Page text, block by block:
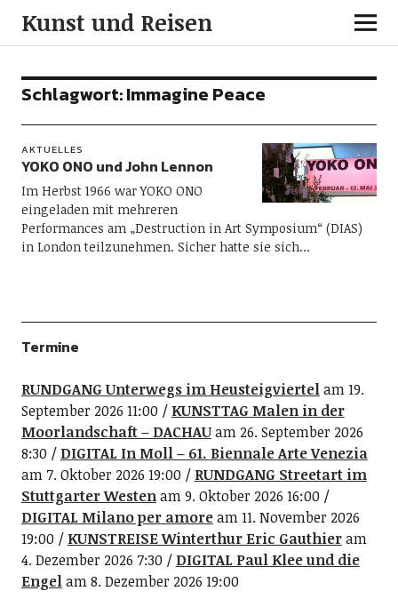
Kunst und Reisen
Schlagwort:Immagine Peace
AKTUELLES
YOKO ONO und John Lennon
Im Herbst 1966 war YOKO ONO
eingeladen mit mehreren
Performances am „Destruction in Art Symposium“ (DIAS)
in London teilzunehmen. Sicher hatte sie sich…
Termine
RUNDGANG Unterwegs im Heusteigviertelam 19.
September 2026 11:00
KUNSTTAG Malen in der
Moorlandschaft – DACHAUam 26. September 2026
8:30
DIGITAL In Moll – 61. Biennale Arte Venezia
am 7. Oktober 2026 19:00
RUNDGANG Streetart im
Stuttgarter Westenam 9. Oktober 2026 16:00
DIGITAL Milano per amoream 11. November 2026
19:00
KUNSTREISE Winterthur Eric Gauthieram
4. Dezember 2026 7:30
DIGITAL Paul Klee und die
Engelam 8. Dezember 2026 19:00